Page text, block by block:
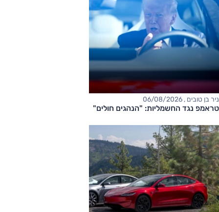
ניר בן טובים , 06/08/2026
טראמפ נגד החשמליות: "הנהגים חולים"